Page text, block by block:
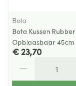
Bota
Bota Kussen Rubber
Opblaasbaar 45cm
€ 23,70